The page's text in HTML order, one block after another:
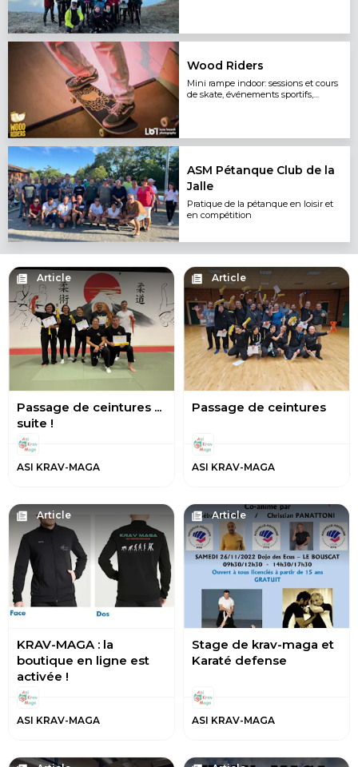
Wood Riders
Mini rampe indoor: sessions et cours
de skate, événements sportifs,
ASM Pétanque Club de la
Jalle
Pratique de la pétanque en loisir et
en compétition
Article
Passage de ceintures ...
suite !
ASI KRAV-MAGA
Article
Passage de ceintures
ASI KRAV-MAGA
Article
KRAV-MAGA : la
boutique en ligne est
activée !
ASI KRAV-MAGA
Article
Stage de krav-maga et
Karaté defense
ASI KRAV-MAGA